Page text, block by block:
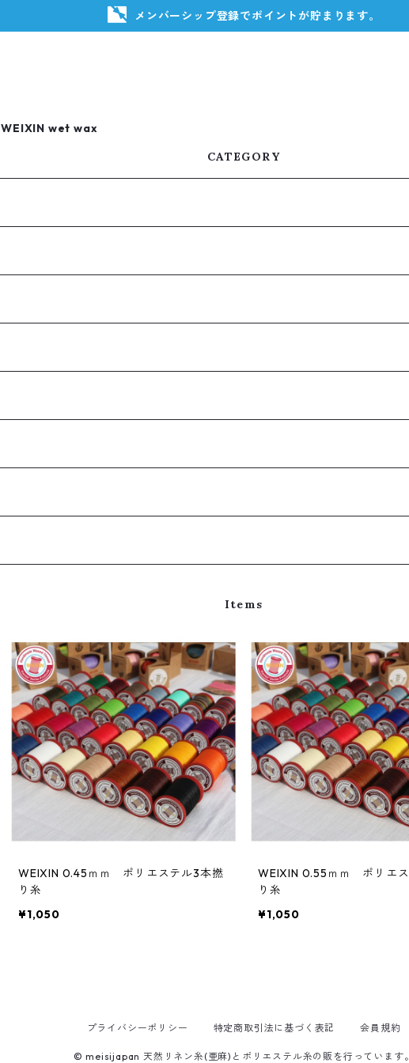
メンバーシップ登録でポイントが貯まります。
WEIXIN wet wax
CATEGORY
Items
WEIXIN 0.45ｍｍ ポリエステル3本撚
り糸
¥1,050
WEIXIN 0.55ｍｍ ポリエステル3本撚
り糸
¥1,050
プライバシーポリシー 特定商取引法に基づく表記 会員規約
© meisijapan 天然リネン糸(亜麻)とポリエステル糸の販を行っています。